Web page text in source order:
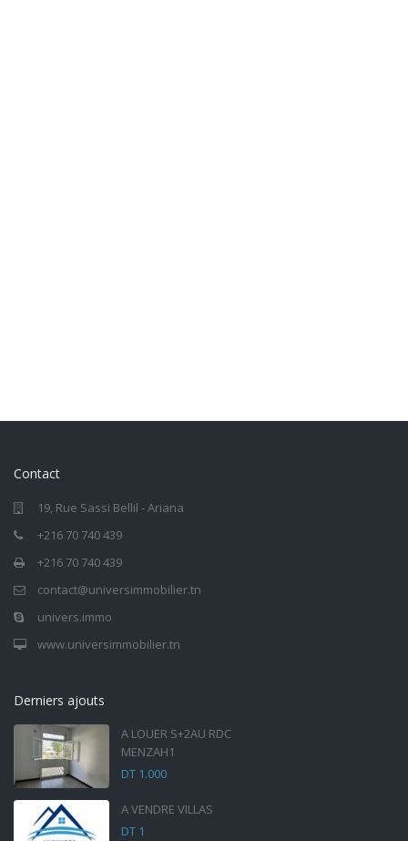
Contact
19, Rue Sassi Bellil - Ariana
+216 70 740 439
+216 70 740 439
contact@universimmobilier.tn
univers.immo
www.universimmobilier.tn
Derniers ajouts
A LOUER S+2AU RDC
MENZAH1
DT 1.000
A VENDRE VILLAS
DT 1